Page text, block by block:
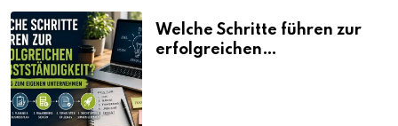
Welche Schritte führen zur
erfolgreichen